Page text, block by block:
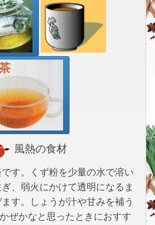
風熱の食材
、弱火にかけて透明になるま
す。しょうが汁や甘みを補う
ぜかなと思ったときにおすす